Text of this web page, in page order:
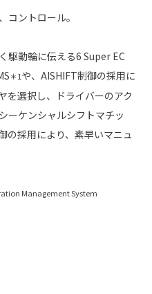
コントロール。
駆動輪に伝える6 Super EC
＊1や、AISHIFT制御の採用に
を選択し、ドライバーのアク
ーケンシャルシフトマチッ
の採用により、素早いマニュ
Management System